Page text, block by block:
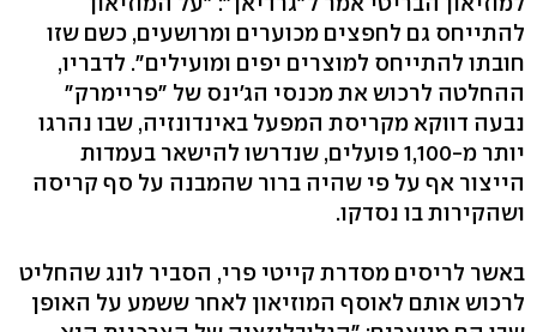
להתייחס גם לחפצים מכוערים ומרושעים, כשם שזו
חובתו להתייחס למוצרים יפים ומועילים". לדבריו,
ההחלטה לרכוש את מכנסי הג'ינס של "פריימרק"
נבעה דווקא מקריסת המפעל באינדונזיה, שבו נהרגו
יותר מ-1,100 פועלים, שנדרשו להישאר בעמדות
הייצור אף על פי שהיה ברור שהמבנה על סף קריסה
ושהקירות בו נסדקו.
באשר לריסים מסדרת קייטי פרי, הסביר לונג שהחליט
לרכוש אותם לאוסף המוזיאון לאחר ששמע על האופן